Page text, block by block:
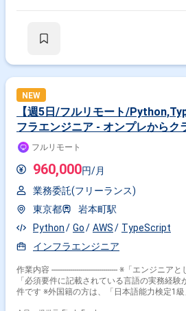
NEW
【週5日/フルリモート/
フラエンジニア - オンプレからク
レガシーシステムの基盤改善
フルリモート
960,000円/月
業務委託(フリーランス)
東京都
岩本町駅
Python
Go AWS
TypeScript
インフラエンジニア
作業内容 -------------------------------- ※「エンジニア
「必須要件に記載されている言語の実務経
件です ※外国籍の方は、「日本語能力検定1級